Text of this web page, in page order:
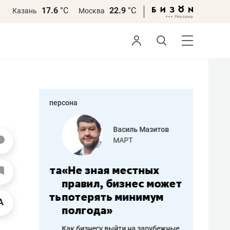
Казань 17.6 °С Москва 22.9 °С
персона
работа
Василь Мазитов
МАРТ
«Не зная местных
правил, бизнес может
потерять минимум
полгода»